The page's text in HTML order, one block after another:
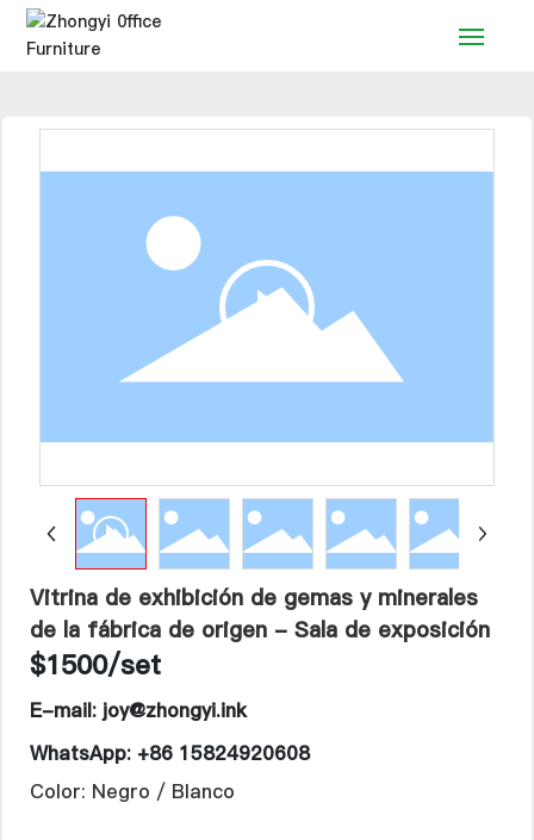
Productos
Contacto
Idioma
Vitrina de exhibición de gemas y minerales
de la fábrica de origen - Sala de exposición
$1500/set
E-mail: joy@zhongyi.ink
WhatsApp: +86 15824920608
Color: Negro / Blanco